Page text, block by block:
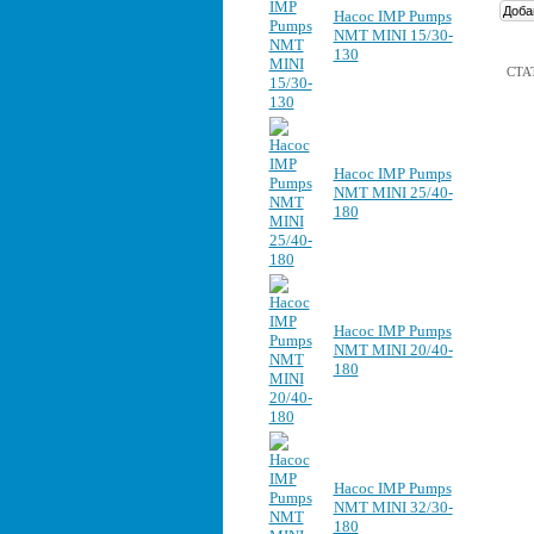
Насос IMP Pumps
NMT MINI 15/30-
130
Насос IMP Pumps
NMT MINI 25/40-
180
Насос IMP Pumps
NMT MINI 20/40-
180
Насос IMP Pumps
NMT MINI 32/30-
180